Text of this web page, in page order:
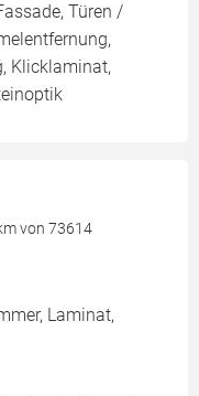
Türen /
Klicklaminat,
von 73614
Laminat,